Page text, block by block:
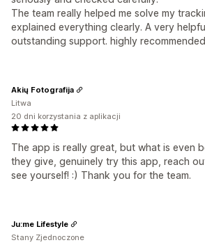
The team really helped me solve my
explained everything clearly. A very
outstanding support. highly
The app is really great, but what is even
they give, genuinely try this app, reach
see yourself! :) Thank you for the team.
Akių Fotografija
Litwa
20 dni korzystania z aplikacji
Ju:me Lifestyle
Stany Zjednoczone